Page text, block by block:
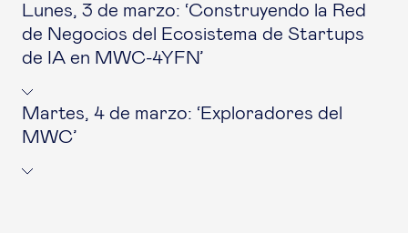
Lunes, 3 de marzo: ‘Construyendo la Red
de Negocios del Ecosistema de Startups
de IA en MWC-4YFN’
Martes, 4 de marzo: ‘Exploradores del
MWC’